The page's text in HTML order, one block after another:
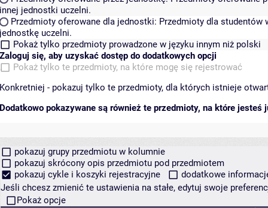
innej jednostki uczelni.
Przedmioty oferowane dla jednostki: Przedmioty dla studentów
jednostkę uczelni.
Pokaż tylko przedmioty prowadzone w języku innym niż polski
Zaloguj się, aby uzyskać dostęp do dodatkowych opcji
Pokaż tylko te przedmioty, na które mogę się rejestrować
Konkretniej - pokazuj tylko te przedmioty, dla których istnieje
Dodatkowo pokazywane są również te przedmioty, na które jesteś
pokazuj grupy przedmiotu w kolumnie
pokazuj skrócony opis przedmiotu pod przedmiotem
pokazuj cykle i koszyki rejestracyjne
dodatkowe
Jeśli chcesz zmienić te ustawienia na stałe, edytuj swoje
Pokaż opcje